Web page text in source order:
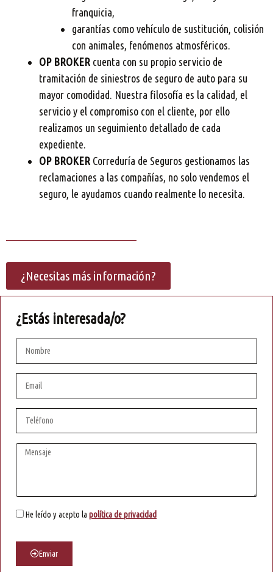
franquicia,
garantías como vehículo de sustitución, colisión
con animales, fenómenos atmosféricos.
OP BROKER cuenta con su propio servicio de
tramitación de siniestros de seguro de auto para su
mayor comodidad. Nuestra filosofía es la calidad, el
servicio y el compromiso con el cliente, por ello
realizamos un seguimiento detallado de cada
expediente.
OP BROKER Correduría de Seguros gestionamos las
reclamaciones a las compañías, no solo vendemos el
seguro, le ayudamos cuando realmente lo necesita.
¿Necesitas más información?
¿Estás interesada/o?
He leído y acepto la política de privacidad
Enviar